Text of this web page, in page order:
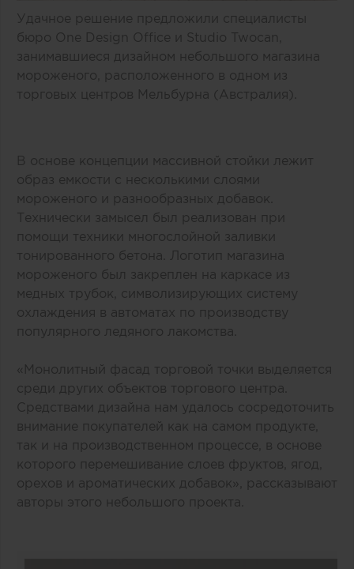
Удачное решение предложили специалисты
бюро One Design Office и Studio Twocan,
занимавшиеся дизайном небольшого магазина
мороженого, расположенного в одном из
торговых центров Мельбурна (Австралия).
В основе концепции массивной стойки лежит
образ емкости с несколькими слоями
мороженого и разнообразных добавок.
Технически замысел был реализован при
помощи техники многослойной заливки
тонированного бетона. Логотип магазина
мороженого был закреплен на каркасе из
медных трубок, символизирующих систему
охлаждения в автоматах по производству
популярного ледяного лакомства.
«Монолитный фасад торговой точки выделяется
среди других объектов торгового центра.
Средствами дизайна нам удалось сосредоточить
внимание покупателей как на самом продукте,
так и на производственном процессе, в основе
которого перемешивание слоев фруктов, ягод,
орехов и ароматических добавок», рассказывают
авторы этого небольшого проекта.